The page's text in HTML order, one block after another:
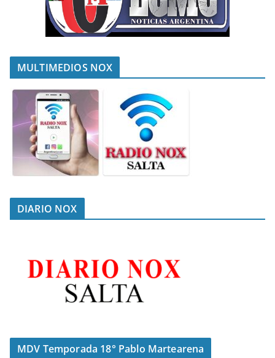
MULTIMEDIOS NOX
DIARIO NOX
MDV Temporada 18° Pablo Martearena